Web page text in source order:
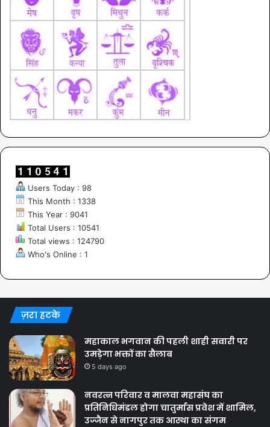
Users Today : 98
This Month : 1338
This Year : 9041
Total Users : 10541
Total views : 124790
Who's Online : 1
ज़रा हटके
महाकाल भगवान की पहली शाही सवारी पर
उमड़ेगा भक्तों का सैलाब
5 days ago
नवरत्न परिवार व मालवा महासंघ का
प्रतिनिधिमंडल होगा चातुर्मास प्रवेश में शामिल,
उज्जैन से नागपुर तक आस्था का संगम